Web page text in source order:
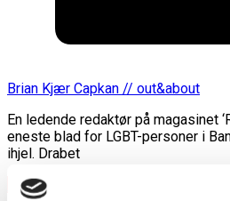
Brian Kjær Capkan // out&about
En ledende redaktør på magasinet
eneste blad for LGBT-personer i
ihjel. Drabet
Læs mere